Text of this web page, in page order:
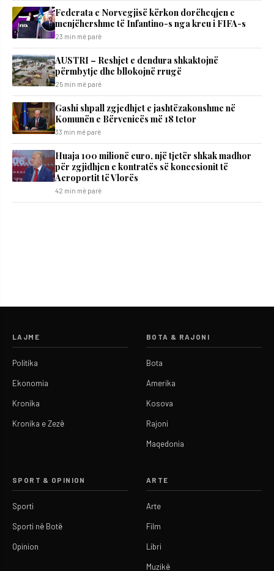
Federata e Norvegjisë kërkon dorëheqjen e
menjëhershme të Infantino-s nga kreu i FIFA-s
23 min më parë
AUSTRI – Reshjet e dendura shkaktojnë
përmbytje dhe bllokojnë rrugë
25 min më parë
Gashi shpall zgjedhjet e jashtëzakonshme në
Komunën e Bërvenicës më 18 tetor
33 min më parë
Huaja 100 milionë euro, një tjetër shkak madhor
për zgjidhjen e kontratës së koncesionit të
Aeroportit të Vlorës
42 min më parë
LAJME
Politika
Ekonomia
Kronika
Kronika e Zezë
BOTA & RAJONI
Bota
Amerika
Kosova
Rajoni
Maqedonia
SPORT & OPINION
Sporti
Sporti në Botë
Opinion
ARTE
Arte
Film
Libri
Muzikë